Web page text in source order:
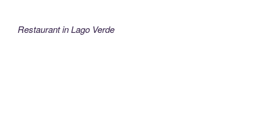
Restaurant in Lago Verde